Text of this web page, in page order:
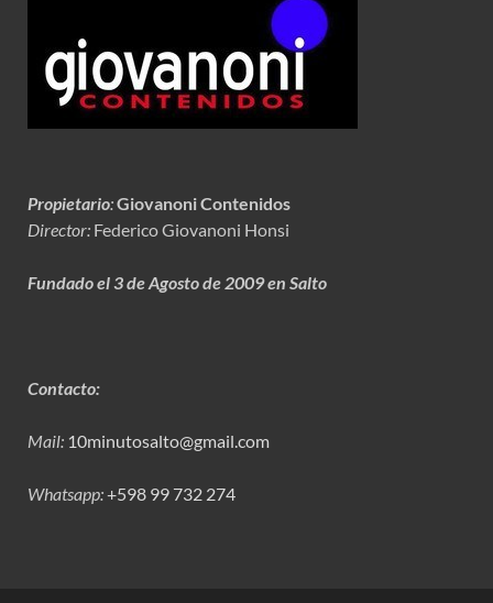
Propietario:Giovanoni Contenidos
Director: Federico Giovanoni Honsi
Fundado el 3 de Agosto de 2009 en Salto
Contacto:
Mail: 10minutosalto@gmail.com
Whatsapp:+598 99 732 274